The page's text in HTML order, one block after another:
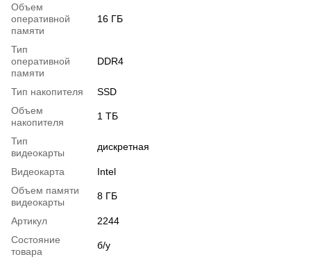
Объем
оперативной
памяти
16 ГБ
Тип
оперативной
памяти
DDR4
Тип накопителя
SSD
Объем
накопителя
1 ТБ
Тип
видеокарты
дискретная
Видеокарта
Intel
Объем памяти
видеокарты
8 ГБ
Артикул
2244
Состояние
товара
б/у